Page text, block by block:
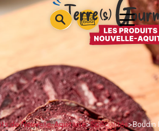
1
2
3
de Nouvelle-Aquitaine>Spécialités>Boudin